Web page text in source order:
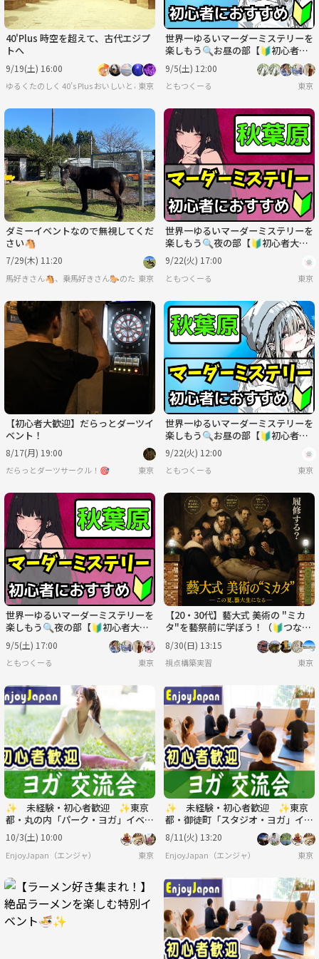
40'Plus 時空を超えて、古代エジプ
トへ
9/19(土) 16:00
ゆるくたのしく 40’s Plus おいしいとここちよい時間を
東京
世界一ゆるいマーダーミステリーを
楽しもう🔍お昼の部【🔰初心者大
歓迎】【ルール説明あり⭐️】【友
達作り！】
9/5(土) 12:00
ともつくーる 東京
ダミーイベントなので無視してくだ
さい🐴
7/29(木) 11:20
馬好きさん🐴、乗馬好きさん🐎のためのサークル💕
東京
世界一ゆるいマーダーミステリーを
楽しもう🔍夜の部【🔰初心者大歓
迎】【ルール説明あり⭐️】【友達
作り！】
9/22(火) 17:00
ともつくーる 東京
【初心者大歓迎】だらっとダーツイ
ベント！
8/17(月) 19:00
だらっとダーツサークル！🎯 東京
世界一ゆるいマーダーミステリーを
楽しもう🔍お昼の部【🔰初心者大
歓迎】【ルール説明あり⭐️】【友
達作り！】
9/22(火) 12:00
ともつくーる 東京
世界一ゆるいマーダーミステリーを
楽しもう🔍夜の部【🔰初心者大歓
迎】【ルール説明あり⭐️】【友達
作り！】
9/5(土) 17:00
ともつくーる 東京
【20・30代】藝大式 美術の "ミカ
タ"を藝祭前に学ぼう！（🔰つなげ
ーと歴少ない方用に増枠 ）
8/30(日) 13:15
視点構築実習 東京
✨ 未経験・初心者歓迎 ✨東京
都・丸の内「パーク・ヨガ」イベン
ト
10/3(土) 10:00
EnjoyJapan（エンジャ） 東京
✨ 未経験・初心者歓迎 ✨東京
都・御徒町「スタジオ・ヨガ」イベ
ント
8/11(火) 13:20
EnjoyJapan（エンジャ） 東京